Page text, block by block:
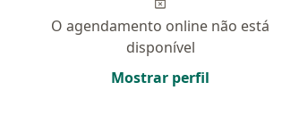
O agendamento online não está
disponível
Mostrar perfil